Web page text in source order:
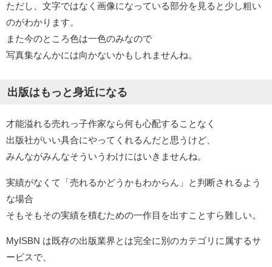
ただし、文字ではなく画像になっている部分を見ると少し粗い
のがわかります。
また今のところ色は一色のみなので
写真集なんかには向かないかもしれませんね。
出版はもっと身近になる
才能溢れる売れっ子作家なら何も心配することなく
出版社がいい具合にやってくれるんだと思うけど、
みんながみんなそういうわけにはいきませんね。
実績がなくて「売れるかどうかもわからん」と判断されるよう
な場合
そもそもその実績を積むための一作目を出すことすら難しい。
MyISBN は既存の出版業界とは完全に別のカテゴリに属するサ
ービスで、